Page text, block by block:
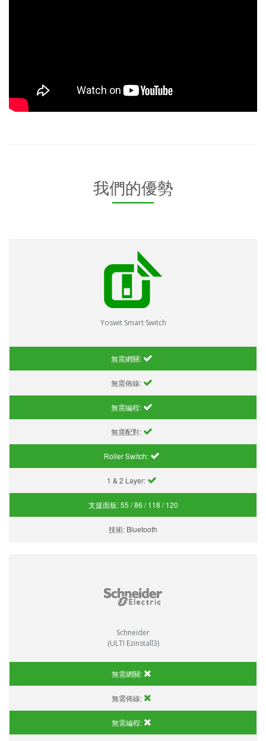
我們的優勢
Yoswit Smart Switch
無需網關:
無需佈線:
無需編程:
無需配對:
Roller Switch:
1 & 2 Layer:
支援面板:55 / 86 / 118 / 120
技術: Bluetooth
Schneider
(ULTI Ezinstall3)
無需網關:
無需佈線:
無需編程: